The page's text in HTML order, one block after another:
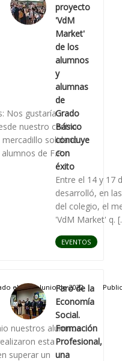
Nos gustaría
nuestro centro
mercadillo solidario
de F.P.
proyecto
'VdM
Market'
de los
alumnos
y
alumnas
de
Grado
Básico
concluye
con
éxito
Entre el 14 y 17
desarrolló, en
del colegio, el
'VdM Market' q.
EVENTOS
el 28 de Junio de 2022
nuestros alumnos
esta
superar un
Faro de la
Economía
Social.
Formación
Profesional,
una